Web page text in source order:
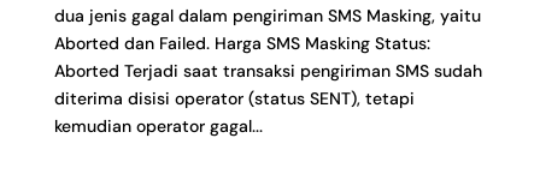
dua jenis gagal dalam pengiriman SMS Masking, yaitu
Aborted dan Failed. Harga SMS Masking Status:
Aborted Terjadi saat transaksi pengiriman SMS sudah
diterima disisi operator (status SENT), tetapi
kemudian operator gagal...